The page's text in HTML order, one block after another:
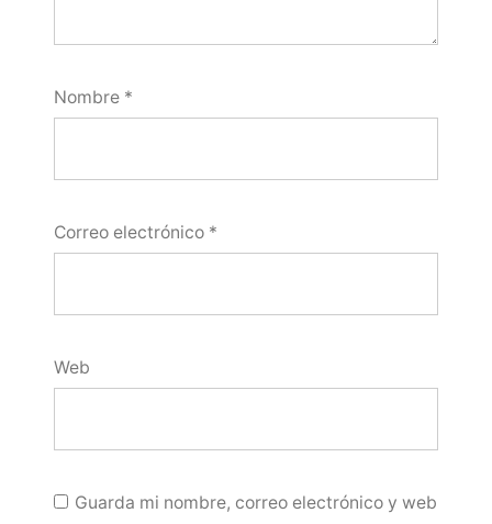
Nombre *
Correo electrónico *
Web
Guarda mi nombre, correo electrónico y web